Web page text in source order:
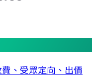
、受眾定向、出價